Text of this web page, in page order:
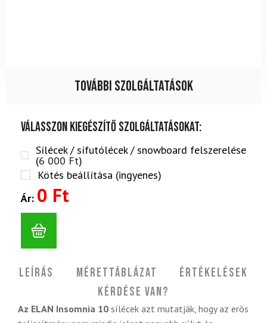
További szolgáltatások
Válasszon kiegészítő szolgáltatásokat:
Sílécek / sífutólécek / snowboard felszerelése
(6 000 Ft)
Kötés beállítása (ingyenes)
Ár: 0 Ft
Leírás Mérettáblázat
Értékelések
Kérdése van?
Az ELAN Insomnia 10 sílécek azt mutatják, hogy az erõs